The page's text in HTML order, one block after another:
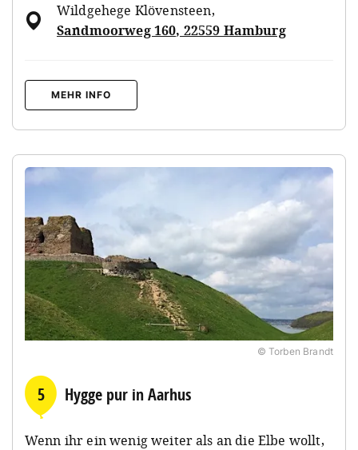
Wildgehege Klövensteen,
Sandmoorweg 160, 22559 Hamburg
MEHR INFO
© Torben Brandt
5 Hygge pur in Aarhus
Wenn ihr ein wenig weiter als an die Elbe wollt,